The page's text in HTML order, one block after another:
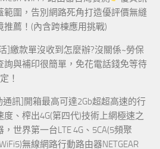
範圍，告別網路死角打造優評價無縫
推薦！(內含跨棟應用挑戰)
]繳款單沒收到怎麼辦?沒關係~勞保
詢與補印很簡單，免花電話錢免等待
！
通訊]開箱最高可達2Gb超超高速的行
度、榨出4G(第四代)技術上網極速之
世界第一台LTE 4G、5CA(5頻聚
無線網路行動路由器NETGEAR